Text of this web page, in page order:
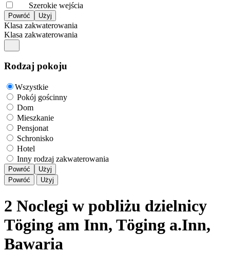
Szerokie wejścia
Klasa zakwaterowania
Klasa zakwaterowania
Rodzaj pokoju
Wszystkie
Pokój gościnny
Dom
Mieszkanie
Pensjonat
Schronisko
Hotel
Inny rodzaj zakwaterowania
Powróć
Użyj
Powróć
Użyj
2 Noclegi w pobliżu dzielnicy
Töging am Inn, Töging a.Inn,
Bawaria